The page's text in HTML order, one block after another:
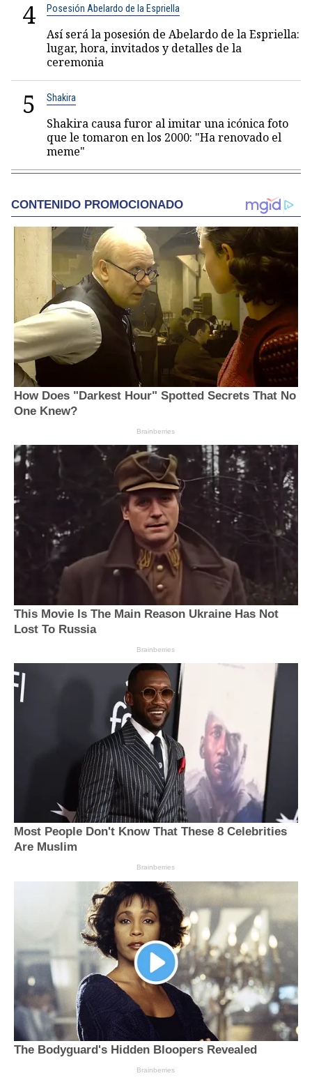
4 Posesión Abelardo de la Espriella
Así será la posesión de Abelardo de la Espriella:
lugar, hora, invitados y detalles de la
ceremonia
5 Shakira
Shakira causa furor al imitar una icónica foto
que le tomaron en los 2000: "Ha renovado el
meme"